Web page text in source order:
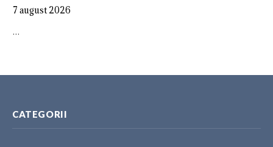
7 august 2026
…
CATEGORII